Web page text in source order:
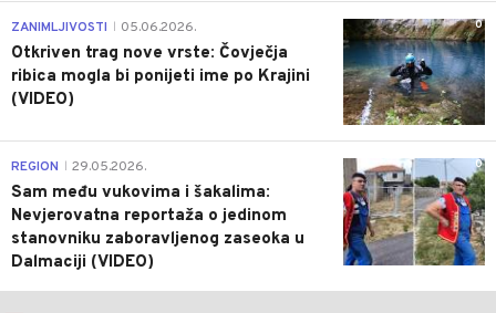
0
ZANIMLJIVOSTI 05.06.2026.
Otkriven trag nove vrste: Čovječja
ribica mogla bi ponijeti ime po Krajini
(VIDEO)
0
REGION 29.05.2026.
Sam među vukovima i šakalima:
Nevjerovatna reportaža o jedinom
stanovniku zaboravljenog zaseoka u
Dalmaciji (VIDEO)